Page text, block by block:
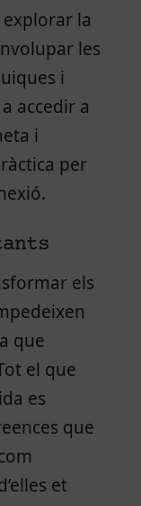
la
les
i
accedir a
i
per
els
que
el que
es
que
et